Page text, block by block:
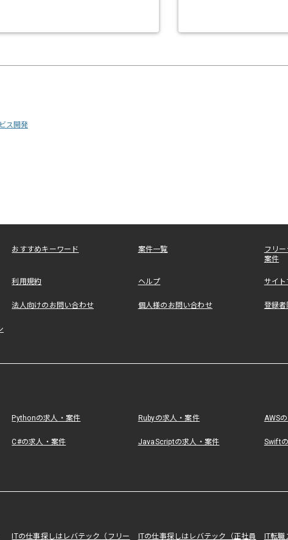
ス開発
おすすめキーワード 案件一覧
フリ
案件
利用規約 ヘルプ サイ
法人向けのお問い合わせ 個人様のお問い合わせ 登録者
Pythonの求人・案件 Rubyの求人・案件 AWS
C#の求人・案件 JavaScriptの求人・案件 Swift
ITの仕事探しはレバテック（フリー ITの仕事探しはレバテック（正社員 IT転